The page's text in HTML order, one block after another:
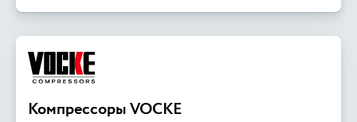
Компрессоры VOCKE